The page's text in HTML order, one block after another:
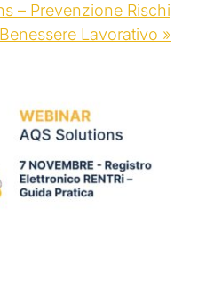
– Prevenzione Rischi
Lavorativo »